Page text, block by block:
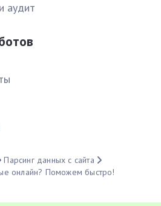
аудит
Парсинг данных с сайта
онлайн? Поможем быстро!